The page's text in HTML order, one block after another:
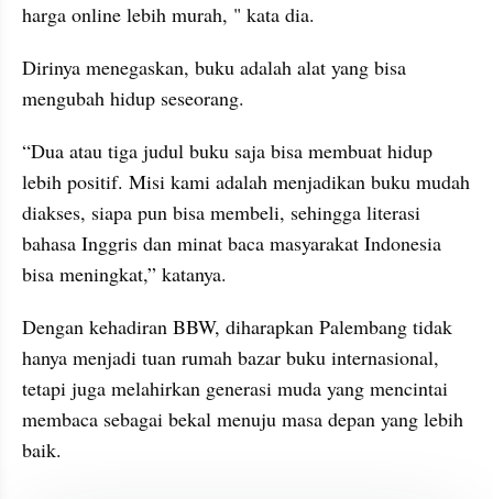
harga online lebih murah, " kata dia.
Dirinya menegaskan, buku adalah alat yang bisa
mengubah hidup seseorang.
“Dua atau tiga judul buku saja bisa membuat hidup
lebih positif. Misi kami adalah menjadikan buku mudah
diakses, siapa pun bisa membeli, sehingga literasi
bahasa Inggris dan minat baca masyarakat Indonesia
bisa meningkat,” katanya.
Dengan kehadiran BBW, diharapkan Palembang tidak
hanya menjadi tuan rumah bazar buku internasional,
tetapi juga melahirkan generasi muda yang mencintai
membaca sebagai bekal menuju masa depan yang lebih
baik.